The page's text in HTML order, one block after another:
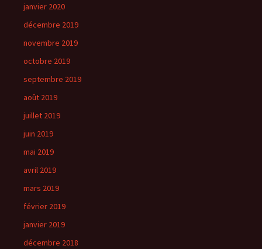
janvier 2020
décembre 2019
novembre 2019
octobre 2019
septembre 2019
août 2019
juillet 2019
juin 2019
mai 2019
avril 2019
mars 2019
février 2019
janvier 2019
décembre 2018